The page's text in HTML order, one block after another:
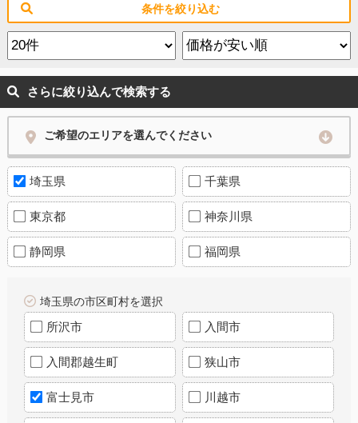
条件を絞り込む
さらに絞り込んで検索する
ご希望のエリアを選んでください
埼玉県 千葉県
東京都 神奈川県
静岡県 福岡県
埼玉県の市区町村を選択
所沢市 入間市
入間郡越生町 狭山市
富士見市 川越市